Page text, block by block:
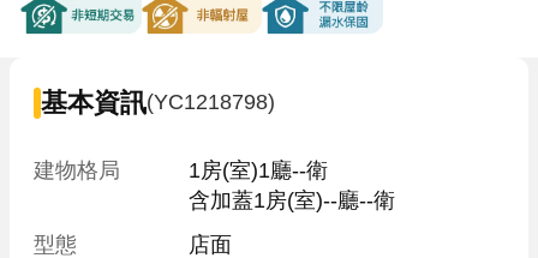
基本資訊(YC1218798)
建物格局
1房(室)1廳--衛
含加蓋1房(室)--廳--衛
型態
店面